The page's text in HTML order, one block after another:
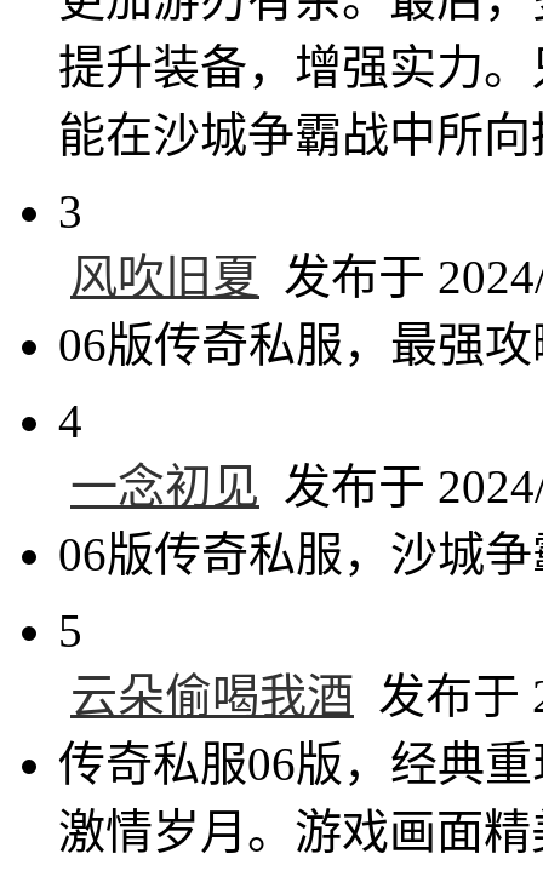
提升装备，增强实力
能在沙城争霸战中所
3
风吹旧夏 发布于
06版传奇私服，最强
4
一念初见 发布于
06版传奇私服，沙城
5
云朵偷喝我酒 发布于
传奇私服06版，经典
激情岁月。游戏画面